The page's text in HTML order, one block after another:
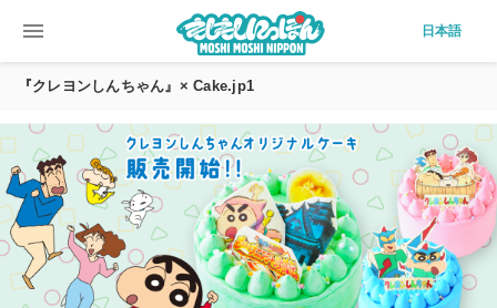
menu 日本語
『クレヨンしんちゃん』× Cake.jp1